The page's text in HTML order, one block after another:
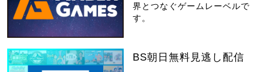
界とつなぐゲームレーベルで
す。
BS朝日無料見逃し配信